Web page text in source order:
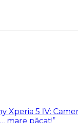
Xperia 5 IV:
mare păcat!”